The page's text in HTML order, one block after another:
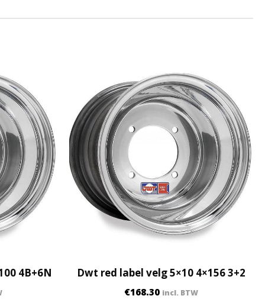
4B+6N Dwt red label velg 5×10 4×156 3+2
€168.30 incl. BTW